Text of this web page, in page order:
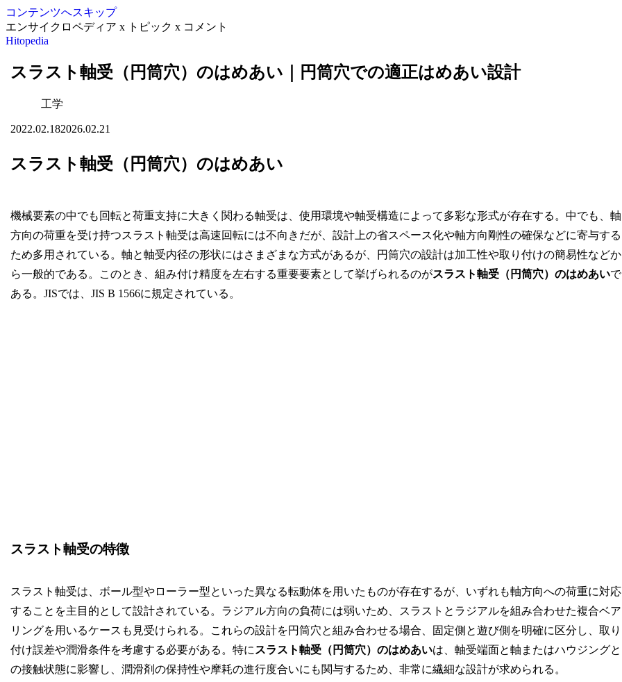
コンテンツへスキップ
エンサイクロペディア x トピック x コメント
Hitopedia
スラスト軸受（円筒穴）のはめあい｜円筒穴での適正はめあい設計
工学
2022.02.182026.02.21
スラスト軸受（円筒穴）のはめあい
機械要素の中でも回転と荷重支持に大きく関わる軸受は、使用環境や軸受構造によって多彩な形式が存在する。中でも、軸
方向の荷重を受け持つスラスト軸受は高速回転には不向きだが、設計上の省スペース化や軸方向剛性の確保などに寄与する
ため多用されている。軸と軸受内径の形状にはさまざまな方式があるが、円筒穴の設計は加工性や取り付けの簡易性などか
ら一般的である。このとき、組み付け精度を左右する重要要素として挙げられるのがスラスト軸受（円筒穴）のはめあいで
ある。JISでは、JIS B 1566に規定されている。
スラスト軸受の特徴
スラスト軸受は、ボール型やローラー型といった異なる転動体を用いたものが存在するが、いずれも軸方向への荷重に対応
することを主目的として設計されている。ラジアル方向の負荷には弱いため、スラストとラジアルを組み合わせた複合ベア
リングを用いるケースも見受けられる。これらの設計を円筒穴と組み合わせる場合、固定側と遊び側を明確に区分し、取り
付け誤差や潤滑条件を考慮する必要がある。特に スラスト軸受（円筒穴）のはめあいは、軸受端面と軸またはハウジングと
の接触状態に影響し、潤滑剤の保持性や摩耗の進行度合いにも関与するため、非常に繊細な設計が求められる。